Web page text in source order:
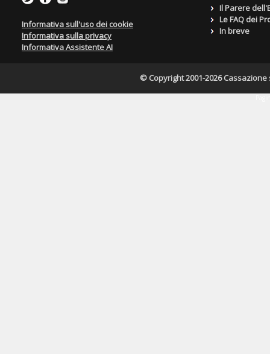
Informativa sull'uso dei cookie
Informativa sulla privacy
Informativa Assistente AI
Il Parere
Le FAQ dei
In breve
© Copyright 2001-2026 Cassazione